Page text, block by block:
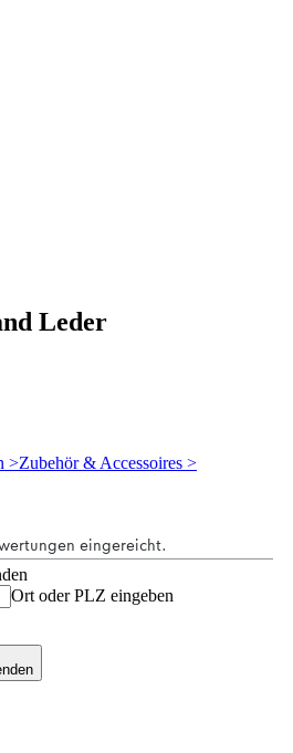
Leder
>Zubehör & Accessoires >
Ort oder PLZ eingeben